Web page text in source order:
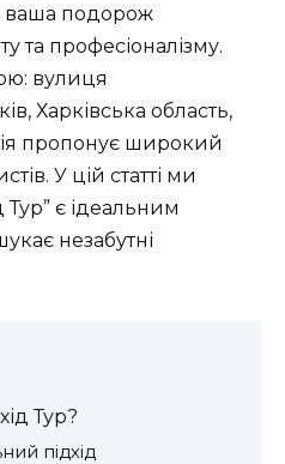
ваша подорож
та професіоналізму.
вулиця
Харківська область,
пропонує широкий
У цій статті ми
Тур” є ідеальним
незабутні
Тур?
підхід